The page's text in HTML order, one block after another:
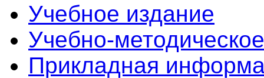
Учебное издание
Учебно-
Прикладная